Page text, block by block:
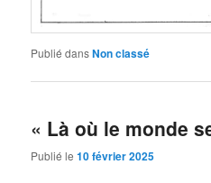
Publié dansNon classé
« Là où le monde
Publié le10 février 2025